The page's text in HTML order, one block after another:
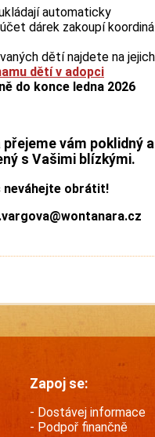
automaticky
dárek zakoupí
dětí najdete na
dětí v adopci
do konce ledna 2026
vám poklidný a
s Vašimi blízkými.
neváhejte obrátit!
Zapoj se:
Dostávej informace
Podpoř finančně